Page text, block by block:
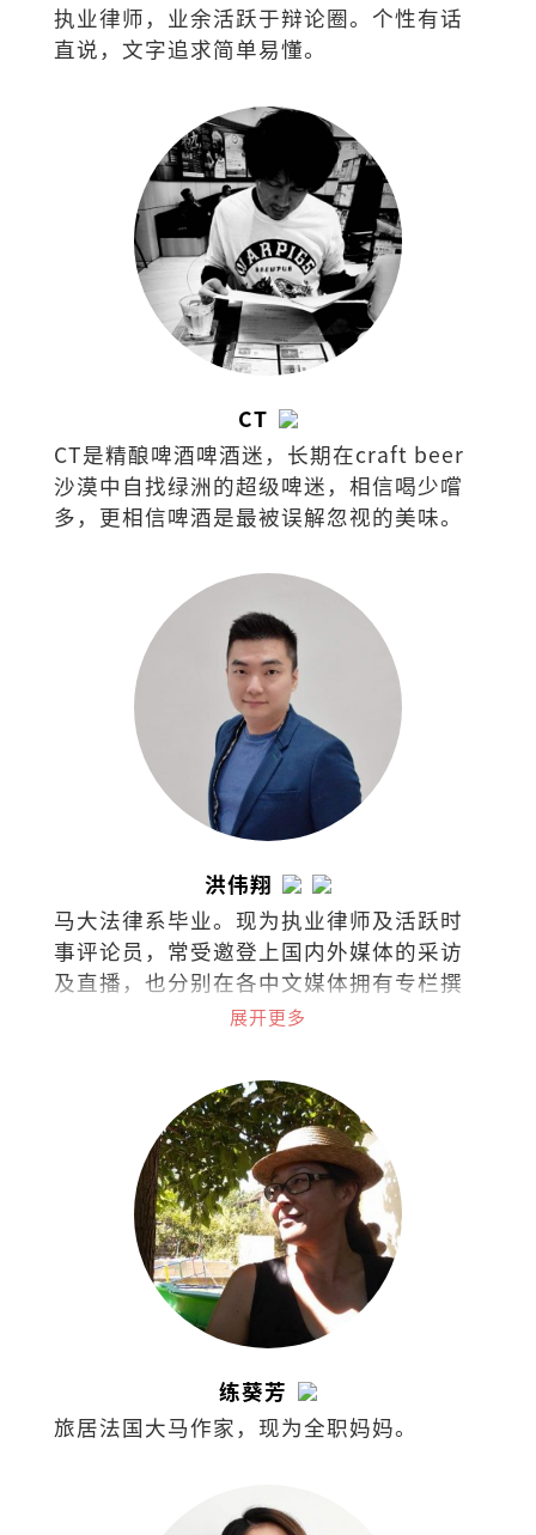
执业律师，业余活跃于辩论圈。个性有话
直说，文字追求简单易懂。
CT
CT是精酿啤酒啤酒迷，长期在craft beer
沙漠中自找绿洲的超级啤迷，相信喝少嚐
多，更相信啤酒是最被误解忽视的美味。
洪伟翔
马大法律系毕业。现为执业律师及活跃时
事评论员，常受邀登上国内外媒体的采访
及直播，也分别在各中文媒体拥有专栏撰
稿，针砭时事、分享看法。
展开更多
练葵芳
旅居法国大马作家，现为全职妈妈。